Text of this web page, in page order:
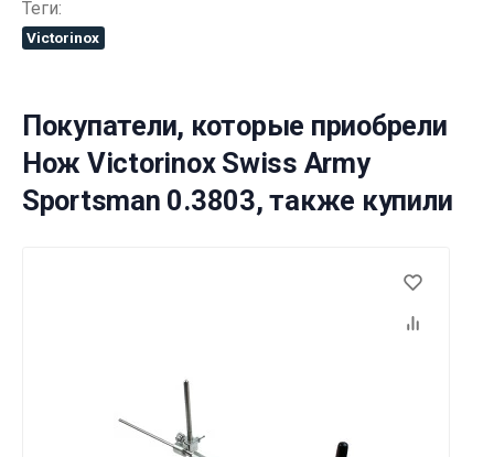
Теги:
Victorinox
Покупатели, которые приобрели
Нож Victorinox Swiss Army
Sportsman 0.3803, также купили